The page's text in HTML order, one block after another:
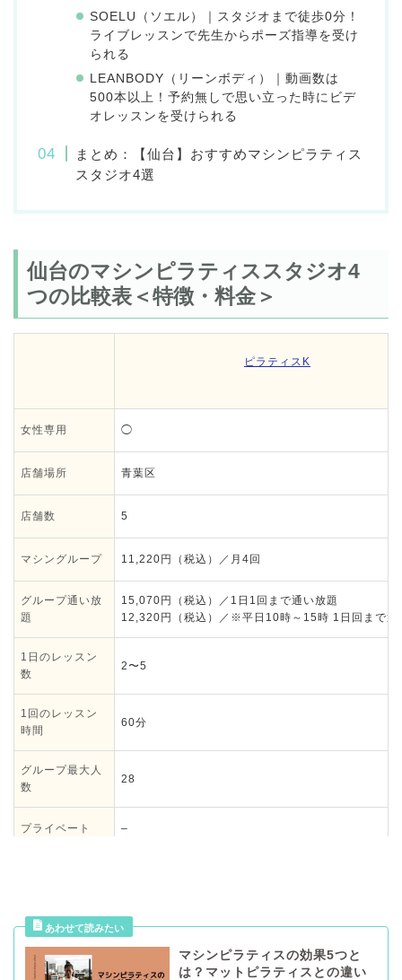
SOELU（ソエル）｜スタジオまで徒歩0分！
ライブレッスンで先生からポーズ指導を受け
られる
LEANBODY（リーンボディ）｜動画数は
500本以上！予約無しで思い立った時にビデ
オレッスンを受けられる
まとめ：【仙台】おすすめマシンピラティス
スタジオ4選
仙台のマシンピラティススタジオ4
つの比較表＜特徴・料金＞
ピラティスK
女性専用 ◯
店舗場所 青葉区
店舗数 5
マシングループ 11,220円（税込）／月4回
グループ通い放
題
15,070円（税込）／1日1回まで通い放題
12,320円（税込）／※平日10時～15時 1日回まで通
1日のレッスン
数
2〜5
1回のレッスン
時間
60分
グループ最大人
数
28
プライベート –
マシンピラティスの効果5つと
は？マットピラティスとの違い